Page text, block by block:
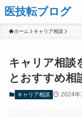
医技転ブログ
ホーム キャリア相談
キャリア相談
とおすすめ相
キャリア相談 2024年